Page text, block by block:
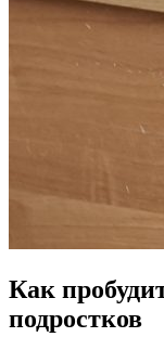
Как
подростков